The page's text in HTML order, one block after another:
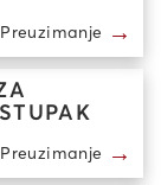
Preuzimanje →
Preuzimanje →